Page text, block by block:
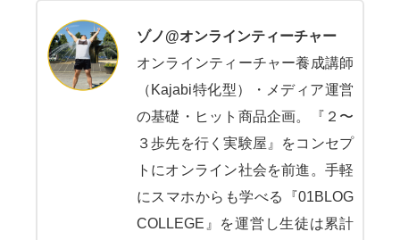
ゾノ@オンラインティーチャー
オンラインティーチャー養成講師
（Kajabi特化型）・メディア運営
の基礎・ヒット商品企画。『２〜
３歩先を行く実験屋』をコンセプ
トにオンライン社会を前進。手軽
にスマホからも学べる『01BLOG
COLLEGE』を運営し生徒は累計